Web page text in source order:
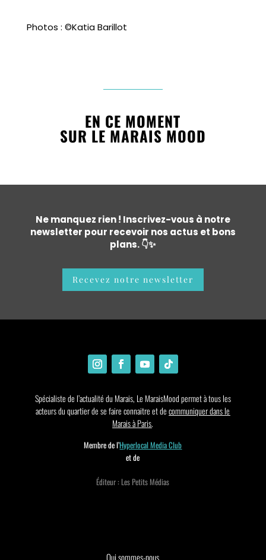
Photos : ©Katia Barillot
EN CE MOMENT
SUR LE MARAIS MOOD
Ne manquez rien ! Inscrivez-vous à notre
newsletter pour recevoir nos actus et bons
plans. 👇✨
Recevez notre newsletter
Spécialiste de l’actualité du Marais, Le MaraisMood permet à tous les
acteurs du quartier de se faire connaitre et decommuniquer dans le
Marais à Paris.
Membre de l’Hyperlocal Media Club
et de
Éditeur : Les Petits Médias
Qui sommes-nous